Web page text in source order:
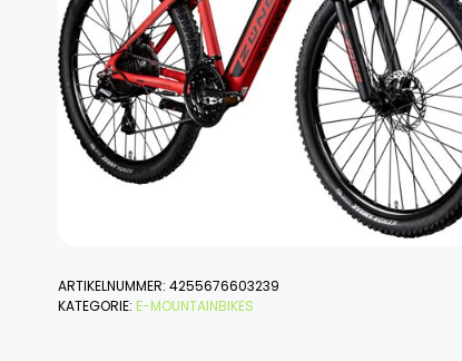
ARTIKELNUMMER: 4255676603239
KATEGORIE: E-MOUNTAINBIKES